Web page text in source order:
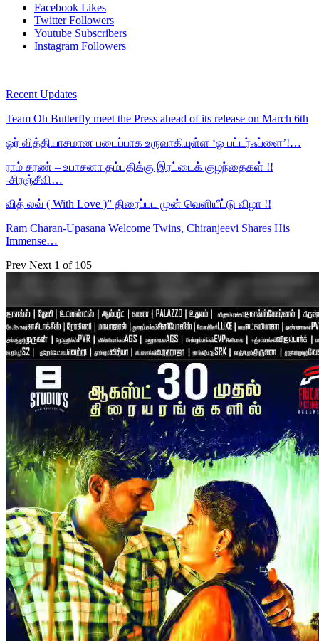
Facebook Likes
Twitter Followers
Youtube Subscribers
Instagram Followers
Recent Updates
Team Oh Butterfly meet the Press ahead of its release on March 6th
ஓர் வித்தியாசமான படைப்பாக உருவாகியுள்ள ‘ஓ பட்டர்ஃப்ளை’!…
ராம் சரண் – உபாசனா தம்பதிக்கு இரட்டைக் குழந்தைகள் !!
-சிரஞ்சீவி…
வித் லவ் ( With Love )” திரைப்பட முன் வெளியீட்டு விழா !!
Ram Charan-Upasana Welcome Twins, Chiranjeevi Shares His
Immense…
Prev Next 1 of 105